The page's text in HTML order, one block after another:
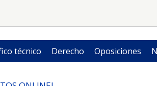
técnico Derecho Oposiciones